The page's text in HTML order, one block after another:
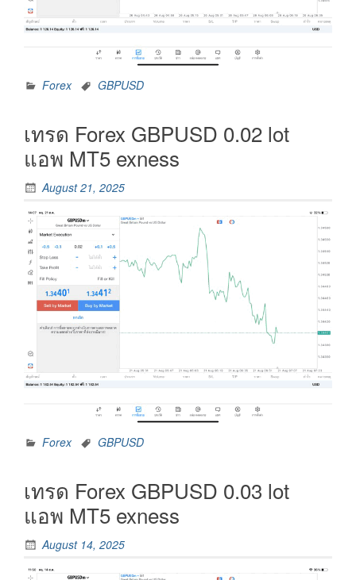
Forex GBPUSD
เทรด Forex GBPUSD 0.02 lot
แอพ MT5 exness
August 21, 2025
Forex GBPUSD
เทรด Forex GBPUSD 0.03 lot
แอพ MT5 exness
August 14, 2025